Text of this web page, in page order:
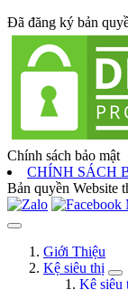
Đã đăng ký bản
Chính sách bảo mật
CHÍNH SÁCH
Bản quyền Website
Giới Thiệu
Kệ siêu thị
Kệ siêu